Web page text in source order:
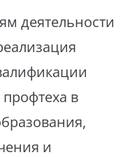
деятельности
в
и